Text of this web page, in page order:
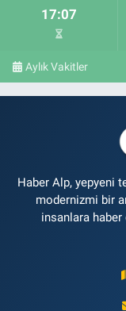
17:07
Aylık Vakitler
Haber Alp, yepyeni
modernizmi bir
insanlara